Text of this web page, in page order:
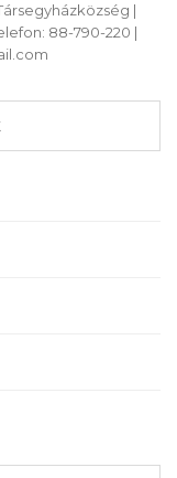
|
88-790-220 |